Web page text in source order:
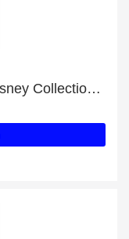
Letztes Angebot: Volvik Vivid Disney Collection 5 Charakter Box mit 17% Rabatt